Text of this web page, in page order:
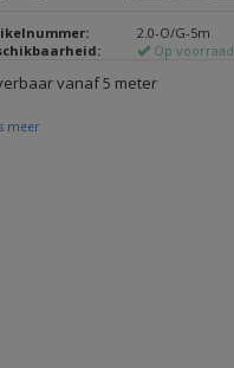
2.0-O/G-5m
Op voorraad
vanaf 5 meter
meer